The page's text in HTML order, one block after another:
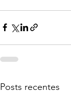
Posts recentes